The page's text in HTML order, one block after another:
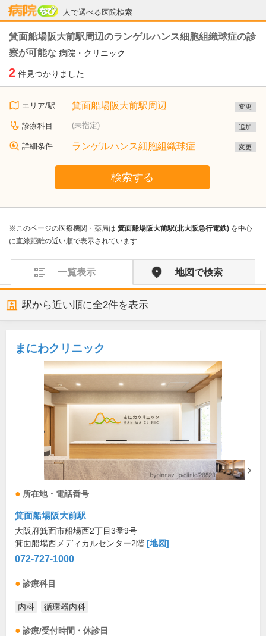
人で選べる医院検索
病院なび
箕面船場阪大前駅周辺のランゲルハンス細胞組織球症の診
察が可能な 病院・クリニック
2 件見つかりました
エリア/駅 箕面船場阪大前駅周辺 変更
診療科目 (未指定) 追加
詳細条件 ランゲルハンス細胞組織球症 変更
検索する
※このページの医療機関・薬局は 箕面船場阪大前駅(北大阪急行電鉄) を中心
に直線距離の近い順で表示されています
一覧表示 地図で検索
駅から近い順に全2件を表示
まにわクリニック
所在地・電話番号
箕面船場阪大前駅
大阪府箕面市船場西2丁目3番9号
箕面船場西メディカルセンター2階 [地図]
072-727-1000
診療科目
内科 循環器内科
診療/受付時間・休診日